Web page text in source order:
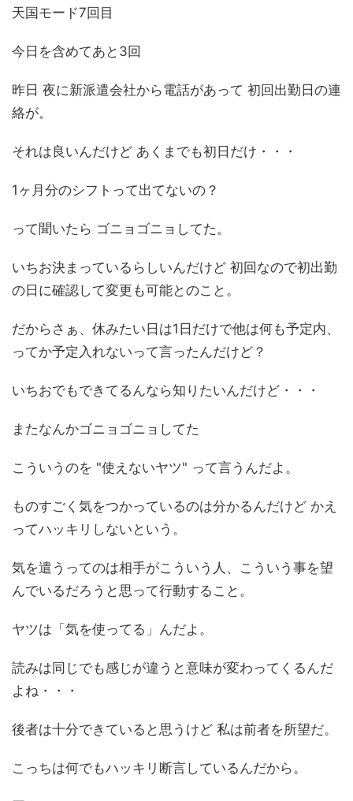
天国モード7回目
今日を含めてあと3回
昨日 夜に新派遣会社から電話があって 初回出勤日の連
絡が。
それは良いんだけど あくまでも初日だけ・・・
1ヶ月分のシフトって出てないの？
って聞いたら ゴニョゴニョしてた。
いちお決まっているらしいんだけど 初回なので初出勤
の日に確認して変更も可能とのこと。
だからさぁ、休みたい日は1日だけで他は何も予定内、
ってか予定入れないって言ったんだけど？
いちおでもできてるんなら知りたいんだけど・・・
またなんかゴニョゴニョしてた
こういうのを "使えないヤツ" って言うんだよ。
ものすごく気をつかっているのは分かるんだけど かえ
ってハッキリしないという。
気を遣うってのは相手がこういう人、こういう事を望
んでいるだろうと思って行動すること。
ヤツは「気を使ってる」んだよ。
読みは同じでも感じが違うと意味が変わってくるんだ
よね・・・
後者は十分できていると思うけど 私は前者を所望だ。
こっちは何でもハッキリ断言しているんだから。